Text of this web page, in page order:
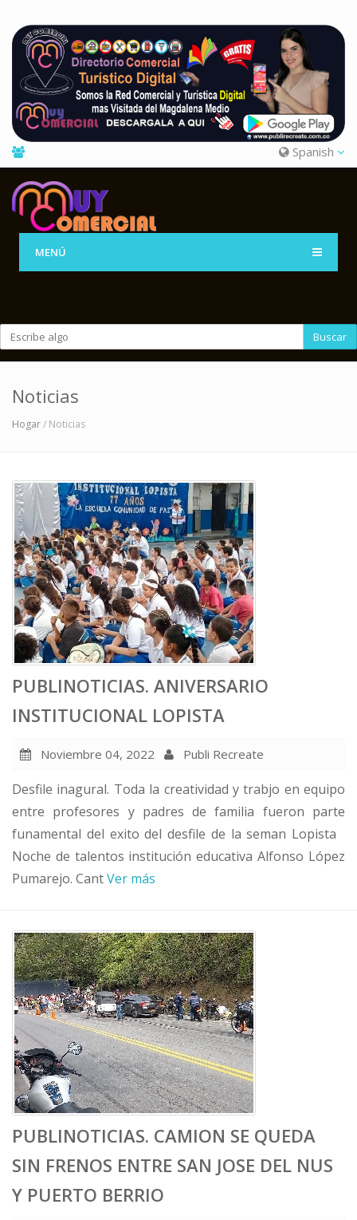
Spanish
MENÚ
Buscar
Noticias
Hogar/ Noticias
PUBLINOTICIAS. ANIVERSARIO
INSTITUCIONAL LOPISTA
Noviembre 04, 2022 Publi Recreate
Desfile inagural. Toda la creatividad y trabjo en equipo
entre profesores y padres de familia fueron parte
funamental del exito del desfile de la seman Lopista
Noche de talentos institución educativa Alfonso López
Pumarejo. CantVer más
PUBLINOTICIAS. CAMION SE QUEDA
SIN FRENOS ENTRE SAN JOSE DEL NUS
Y PUERTO BERRIO